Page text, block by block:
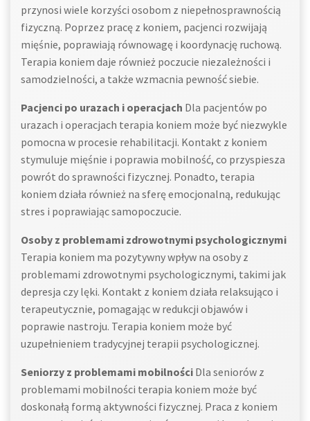
przynosi wiele korzyści osobom z niepełnosprawnością
fizyczną. Poprzez pracę z koniem, pacjenci rozwijają
mięśnie, poprawiają równowagę i koordynację ruchową.
Terapia koniem daje również poczucie niezależności i
samodzielności, a także wzmacnia pewność siebie.
Pacjenci po urazach i operacjach Dla pacjentów po
urazach i operacjach terapia koniem może być niezwykle
pomocna w procesie rehabilitacji. Kontakt z koniem
stymuluje mięśnie i poprawia mobilność, co przyspiesza
powrót do sprawności fizycznej. Ponadto, terapia
koniem działa również na sferę emocjonalną, redukując
stres i poprawiając samopoczucie.
Osoby z problemami zdrowotnymi psychologicznymi
Terapia koniem ma pozytywny wpływ na osoby z
problemami zdrowotnymi psychologicznymi, takimi jak
depresja czy lęki. Kontakt z koniem działa relaksująco i
terapeutycznie, pomagając w redukcji objawów i
poprawie nastroju. Terapia koniem może być
uzupełnieniem tradycyjnej terapii psychologicznej.
Seniorzy z problemami mobilności Dla seniorów z
problemami mobilności terapia koniem może być
doskonałą formą aktywności fizycznej. Praca z koniem